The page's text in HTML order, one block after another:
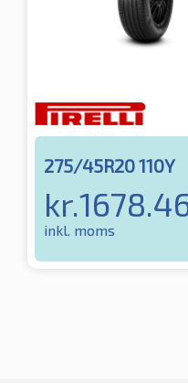
275/45R20 110Y
kr.
inkl. moms